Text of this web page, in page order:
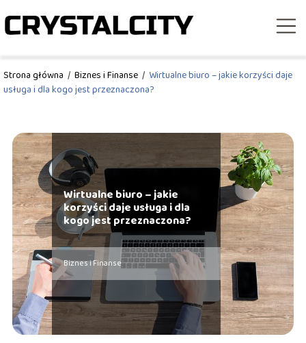
Strona główna / Biznes i Finanse / Wirtualne biuro – jakie korzyści daje
usługa i dla kogo jest przeznaczona?
Wirtualne biuro – jakie
korzyści daje usługa i dla
kogo jest przeznaczona?
Biznes i Finanse